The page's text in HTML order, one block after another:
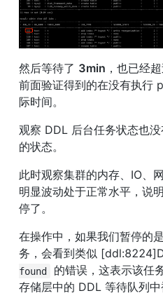
然后等待了 3min ，也已经
前面验证得到的在没有执行
际时间。
观察 DDL 后台任务状态也
的状态。
此时观察集群的内存、IO、
明显波动处于正常水平，说
停了。
在操作中，如果我们暂停的
务，会看到类似
found
的错误，这表示该
存储层中的 DDL 等待队列中